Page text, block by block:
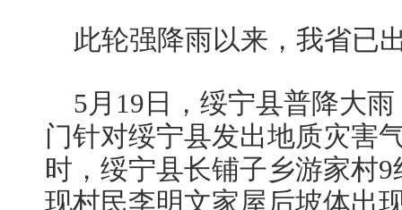
此轮强降雨以来，我省已
5月19日，绥宁县普降大
门针对绥宁县发出地质灾害
时，绥宁县长铺子乡游家村
现村民李明文家屋后坡体出